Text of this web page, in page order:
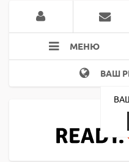
МЕНЮ
ВАШ